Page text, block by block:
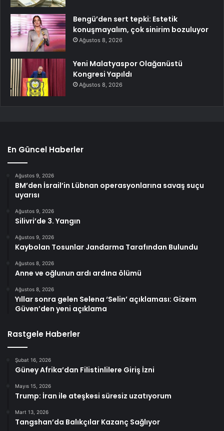
Bengü’den sert tepki: Estetik
konuşmayalım, çok sinirim bozuluyor
Ağustos 8, 2026
Yeni Malatyaspor Olağanüstü
Kongresi Yapıldı
Ağustos 8, 2026
En Güncel Haberler
Ağustos 9, 2026
BM’den İsrail’in Lübnan operasyonlarına savaş suçu
uyarısı
Ağustos 9, 2026
Silivri’de 3. Yangın
Ağustos 9, 2026
Kaybolan Tosunlar Jandarma Tarafından Bulundu
Ağustos 8, 2026
Anne ve oğlunun ardı ardına ölümü
Ağustos 8, 2026
Yıllar sonra gelen Selena ‘Selin’ açıklaması: Gizem
Güven’den yeni açıklama
Rastgele Haberler
Şubat 16, 2026
Güney Afrika’dan Filistinlilere Giriş İzni
Mayıs 15, 2026
Trump: İran ile ateşkesi süresiz uzatıyorum
Mart 13, 2026
Tangshan’da Balıkçılar Kazanç Sağlıyor